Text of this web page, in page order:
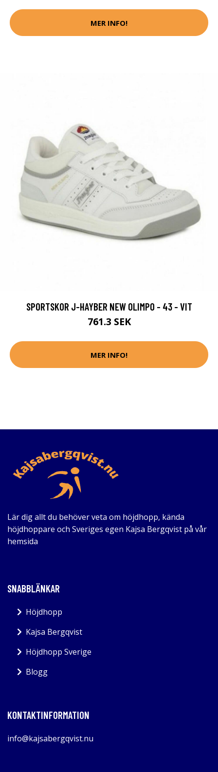
MER INFO!
SPORTSKOR J-HAYBER NEW OLIMPO - 43 - VIT
761.3 SEK
MER INFO!
Lär dig allt du behöver veta om höjdhopp, kända
höjdhoppare och Sveriges egen Kajsa Bergqvist på vår
hemsida
SNABBLÄNKAR
Höjdhopp
Kajsa Bergqvist
Höjdhopp Sverige
Blogg
KONTAKTINFORMATION
info@kajsabergqvist.nu